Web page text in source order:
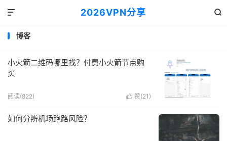
2026VPN分享 

博客
小火箭二维码哪里找？付费小火箭节点购
买
 赞(21 )
阅读(822)
如何分辨机场跑路风险？